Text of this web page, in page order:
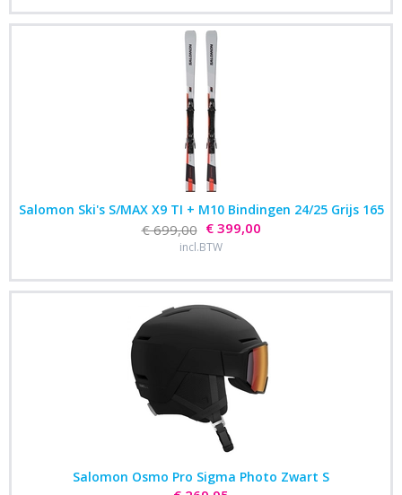
Salomon Ski's S/MAX X9 TI + M10 Bindingen 24/25 Grijs 165
€ 699,00 € 399,00
incl.BTW
Salomon Osmo Pro Sigma Photo Zwart S